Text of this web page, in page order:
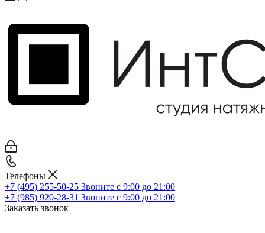
Телефоны
+7 (495) 255-50-25 Звоните с 9:00 до 21:00
+7 (985) 920-28-31 Звоните с 9:00 до 21:00
Заказать звонок